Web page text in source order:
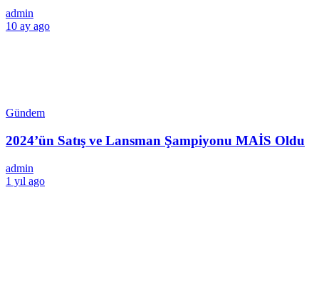
admin
10 ay ago
Gündem
2024’ün Satış ve Lansman Şampiyonu MAİS Oldu
admin
1 yıl ago